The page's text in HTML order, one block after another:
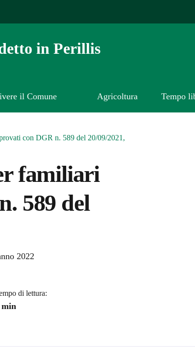
in Perillis
il Comune Agricoltura Tempo
con DGR n. 589 del 20/09/2021,
familiari
589 del
2022
di lettura:
min